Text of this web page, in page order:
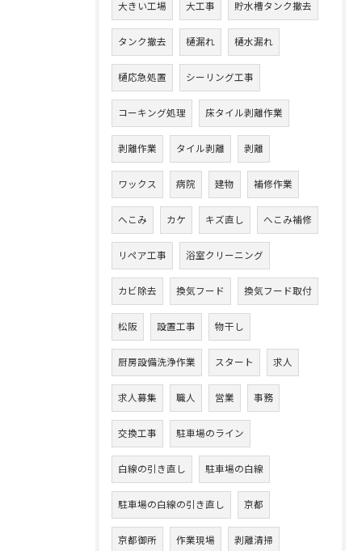
大きい工場 大工事 貯水槽タンク撤去
タンク撤去 樋漏れ 樋水漏れ
樋応急処置 シーリング工事
コーキング処理 床タイル剥離作業
剥離作業 タイル剥離 剥離
ワックス 病院 建物 補修作業
へこみ カケ キズ直し へこみ補修
リペア工事 浴室クリーニング
カビ除去 換気フード 換気フード取付
松阪 設置工事 物干し
厨房設備洗浄作業 スタート 求人
求人募集 職人 営業 事務
交換工事 駐車場のライン
白線の引き直し 駐車場の白線
駐車場の白線の引き直し 京都
京都御所 作業現場 剥離清掃